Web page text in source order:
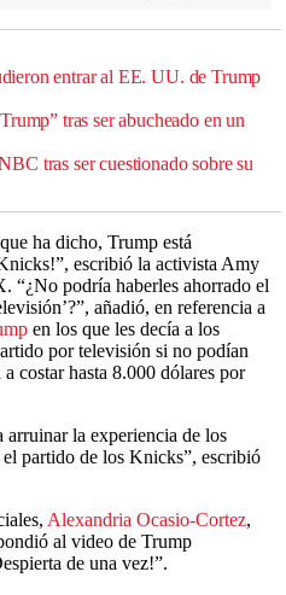
entrar al EE. UU. de Trump
tras ser abucheado en un
tras ser cuestionado sobre su
ha dicho, Trump está
escribió la activista Amy
“¿No podría haberles ahorrado el
añadió, en referencia a
en los que les decía a los
por televisión si no podían
costar hasta 8.000 dólares por
la experiencia de los
partido de los Knicks”, escribió
Alexandria Ocasio-Cortez,
al video de Trump
de una vez!”.